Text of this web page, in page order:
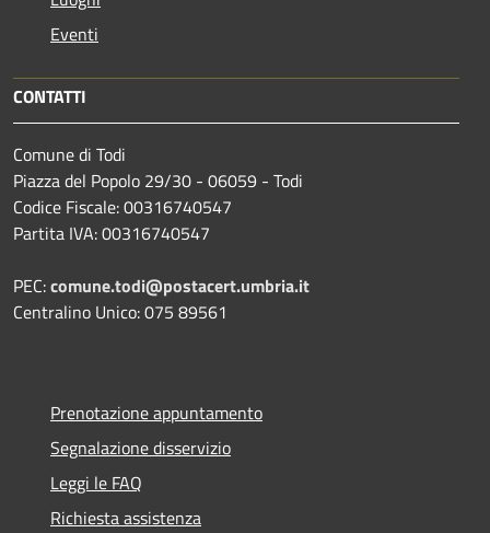
Eventi
CONTATTI
Comune di Todi
Piazza del Popolo 29/30 - 06059 - Todi
Codice Fiscale: 00316740547
Partita IVA: 00316740547
PEC:comune.todi@postacert.umbria.it
Centralino Unico: 075 89561
Prenotazione appuntamento
Segnalazione disservizio
Leggi le FAQ
Richiesta assistenza